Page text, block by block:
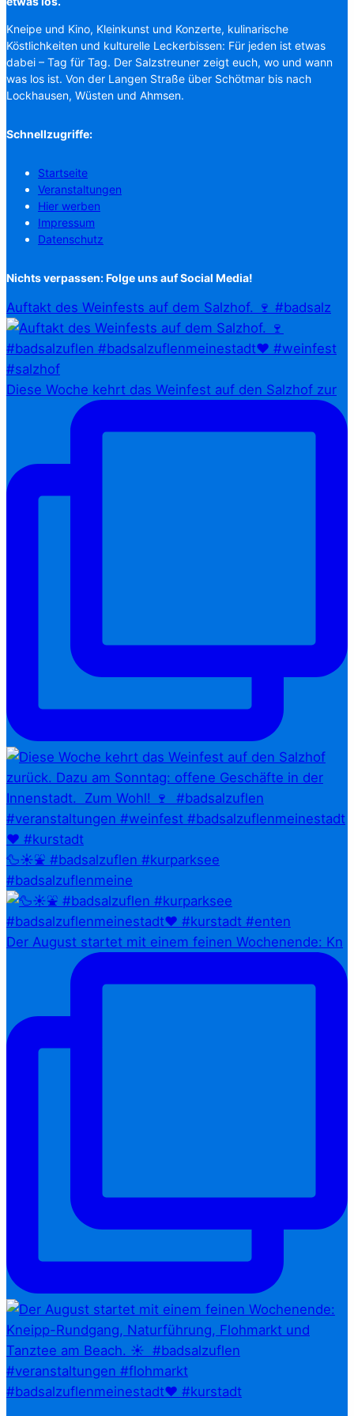
Kneipe und Kino, Kleinkunst und Konzerte, kulinarische
Köstlichkeiten und kulturelle Leckerbissen: Für jeden ist etwas
dabei – Tag für Tag. Der Salzstreuner zeigt euch, wo und wann
was los ist. Von der Langen Straße über Schötmar bis nach
Lockhausen, Wüsten und Ahmsen.
Schnellzugriffe:
Startseite
Veranstaltungen
Hier werben
Impressum
Datenschutz
Nichts verpassen: Folge uns auf Social Media!
Auftakt des Weinfests auf dem Salzhof. 🍷 #badsalz
Diese Woche kehrt das Weinfest auf den Salzhof zur
🦆☀️⛲ #badsalzuflen #kurparksee
#badsalzuflenmeine
Der August startet mit einem feinen Wochenende: Kn